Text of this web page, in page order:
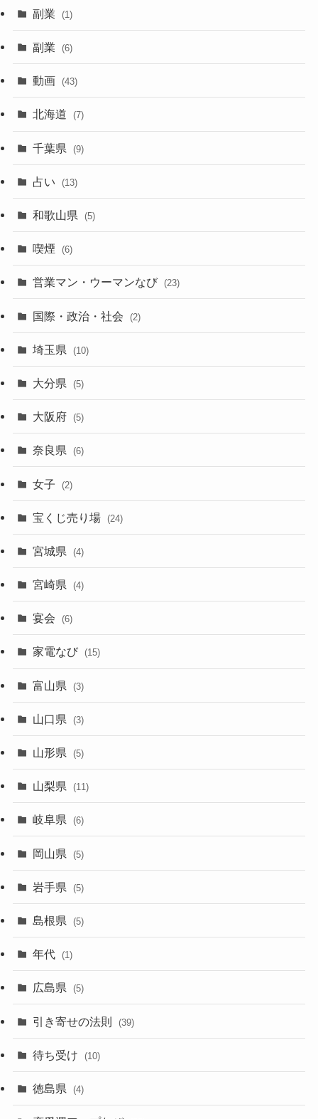
副業 (1)
副業 (6)
動画 (43)
北海道 (7)
千葉県 (9)
占い (13)
和歌山県 (5)
喫煙 (6)
営業マン・ウーマンなび (23)
国際・政治・社会 (2)
埼玉県 (10)
大分県 (5)
大阪府 (5)
奈良県 (6)
女子 (2)
宝くじ売り場 (24)
宮城県 (4)
宮崎県 (4)
宴会 (6)
家電なび (15)
富山県 (3)
山口県 (3)
山形県 (5)
山梨県 (11)
岐阜県 (6)
岡山県 (5)
岩手県 (5)
島根県 (5)
年代 (1)
広島県 (5)
引き寄せの法則 (39)
待ち受け (10)
徳島県 (4)